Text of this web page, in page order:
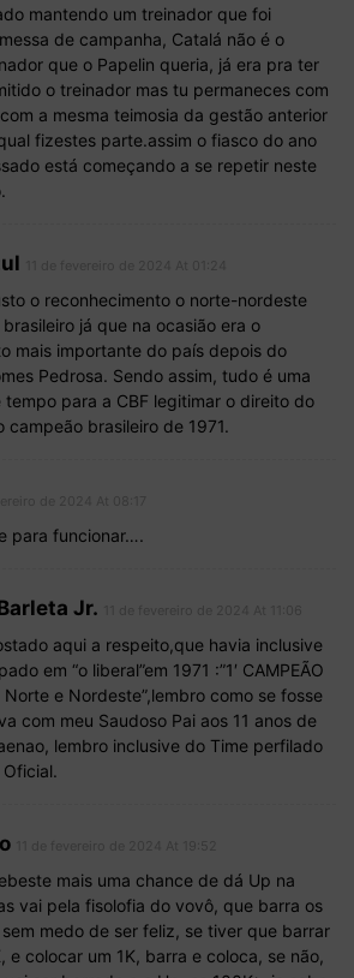
mantendo um treinador que foi
de campanha, Catalá não é o
que o Papelin queria, já era pra ter
o treinador mas tu permaneces com
a mesma teimosia da gestão anterior
fizestes parte.assim o fiasco do ano
está começando a se repetir neste
o reconhecimento o norte-nordeste
já que na ocasião era o
mais importante do país depois do
Pedrosa. Sendo assim, tudo é uma
tempo para a CBF legitimar o direito do
campeão brasileiro de 1971.
para funcionar….
Jr.
aqui a respeito,que havia inclusive
em “o liberal”em 1971 :”1′ CAMPEÃO
Norte e Nordeste”,lembro como se fosse
com meu Saudoso Pai aos 11 anos de
lembro inclusive do Time perfilado
mais uma chance de dá Up na
vai pela fisolofia do vovô, que barra os
medo de ser feliz, se tiver que barrar
e colocar um 1K, barra e coloca, se não,